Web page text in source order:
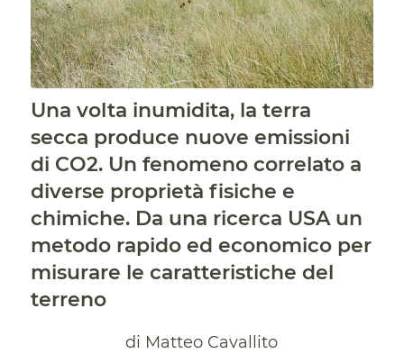
Una volta inumidita, la terra
secca produce nuove emissioni
di CO2. Un fenomeno correlato a
diverse proprietà fisiche e
chimiche. Da una ricerca USA un
metodo rapido ed economico per
misurare le caratteristiche del
terreno
di Matteo Cavallito